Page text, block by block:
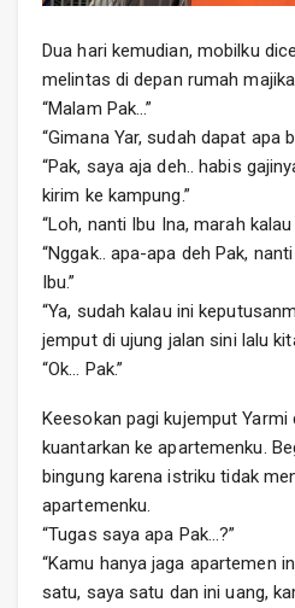
Dua hari kemudian, mobilku
melintas di depan rumah
“Malam Pak…”
“Gimana Yar, sudah dapat apa
“Pak, saya aja deh.. habis
kirim ke kampung.”
“Loh, nanti Ibu Ina, marah
“Nggak.. apa-apa deh Pak,
Ibu.”
“Ya, sudah kalau ini
jemput di ujung jalan sini lalu
“Ok… Pak.”
Keesokan pagi kujemput Yarmi
kuantarkan ke apartemenku.
bingung karena istriku tidak
apartemenku.
“Tugas saya apa Pak…?”
“Kamu hanya jaga apartemen
satu, saya satu dan ini uang,